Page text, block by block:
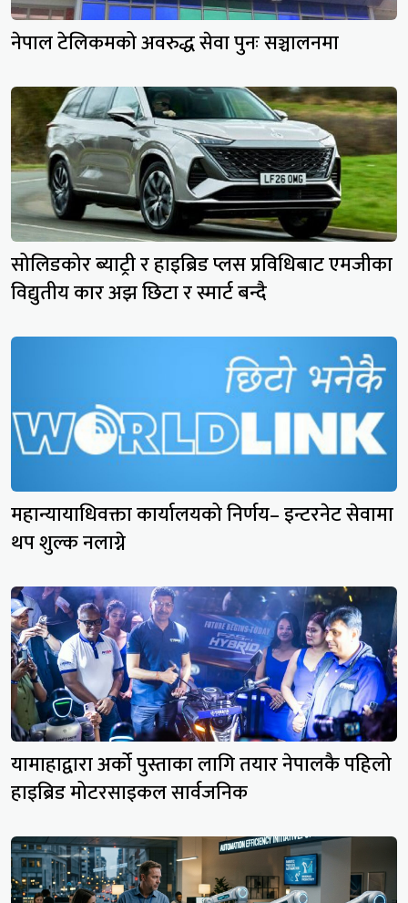
नेपाल टेलिकमको अवरुद्ध सेवा पुनः सञ्चालनमा
सोलिडकोर ब्याट्री र हाइब्रिड प्लस प्रविधिबाट एमजीका
विद्युतीय कार अझ छिटा र स्मार्ट बन्दै
महान्यायाधिवक्ता कार्यालयको निर्णय– इन्टरनेट सेवामा
थप शुल्क नलाग्ने
यामाहाद्वारा अर्को पुस्ताका लागि तयार नेपालकै पहिलो
हाइब्रिड मोटरसाइकल सार्वजनिक